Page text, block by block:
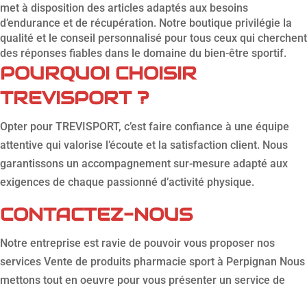
met à disposition des articles adaptés aux besoins
d’endurance et de récupération. Notre boutique privilégie la
qualité et le conseil personnalisé pour tous ceux qui cherchent
des réponses fiables dans le domaine du bien-être sportif.
POURQUOI CHOISIR
TREVISPORT ?
Opter pour TREVISPORT, c’est faire confiance à une équipe
attentive qui valorise l’écoute et la satisfaction client. Nous
garantissons un accompagnement sur-mesure adapté aux
exigences de chaque passionné d’activité physique.
CONTACTEZ-NOUS
Notre entreprise est ravie de pouvoir vous proposer nos
services Vente de produits pharmacie sport à Perpignan Nous
mettons tout en oeuvre pour vous présenter un service de